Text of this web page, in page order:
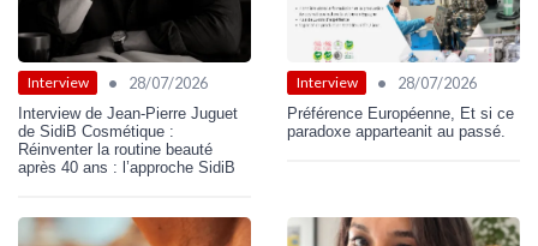
Interview • 28/07/2026
Interview de Jean-Pierre Juguet
de SidiB Cosmétique :
Réinventer la routine beauté
après 40 ans : l’approche SidiB
Interview • 28/07/2026
Préférence Européenne, Et si ce
paradoxe apparteanit au passé.